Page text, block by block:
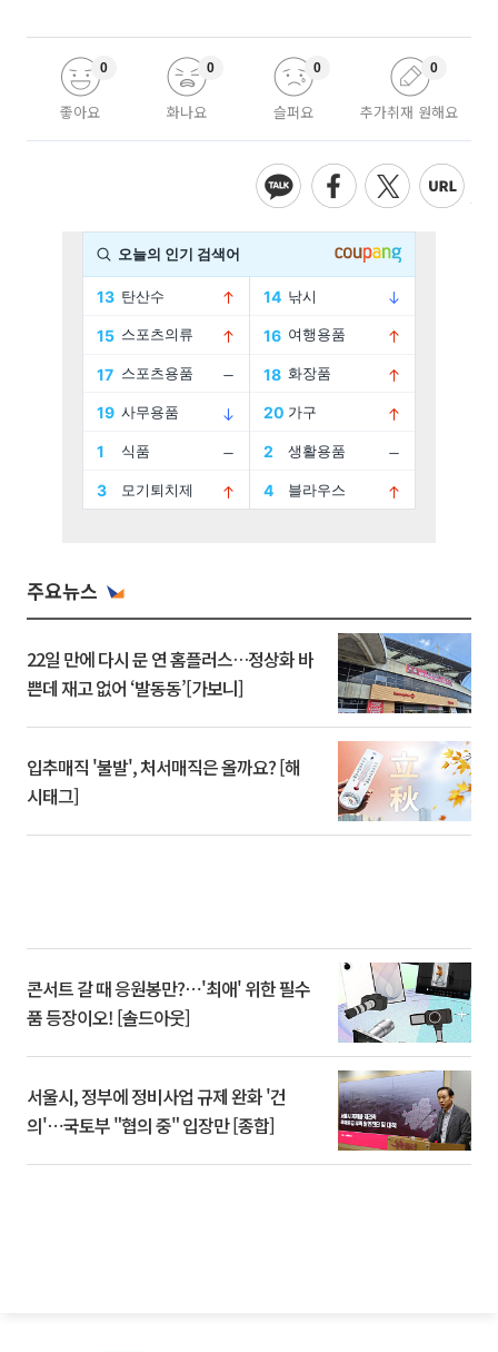
좋아요
0
화나요
0
슬퍼요
0
추가취재 원해요
0
주요뉴스
22일 만에 다시 문 연 홈플러스…정상화 바
쁜데 재고 없어 ‘발동동’[가보니]
입추매직 '불발', 처서매직은 올까요? [해
시태그]
콘서트 갈 때 응원봉만?⋯'최애' 위한 필수
품 등장이오! [솔드아웃]
서울시, 정부에 정비사업 규제 완화 '건
의'⋯국토부 "협의 중" 입장만 [종합]